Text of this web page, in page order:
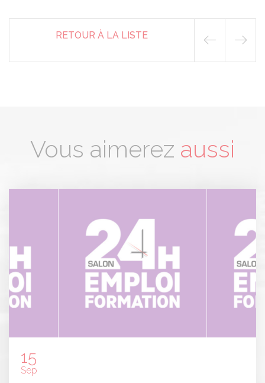
RETOUR À LA LISTE
Vous aimerez aussi
15
Sep